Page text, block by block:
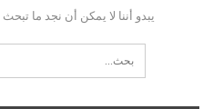
يبدو أننا لا يمكن أن نجد ما